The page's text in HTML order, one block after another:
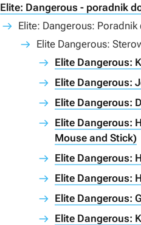
Elite: Dangerous - poradnik
Elite: Dangerous: Poradnik
Elite Dangerous:
Elite Dangerous:
Elite Dangerous:
Elite Dangerous:
Elite Dangerous:
Mouse and Stick)
Elite Dangerous:
Elite Dangerous:
Elite Dangerous:
Elite Dangerous: